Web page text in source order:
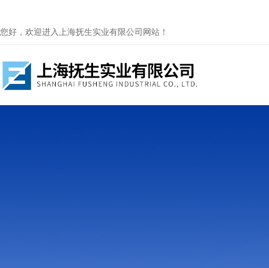
您好，欢迎进入上海抚生实业有限公司网站！